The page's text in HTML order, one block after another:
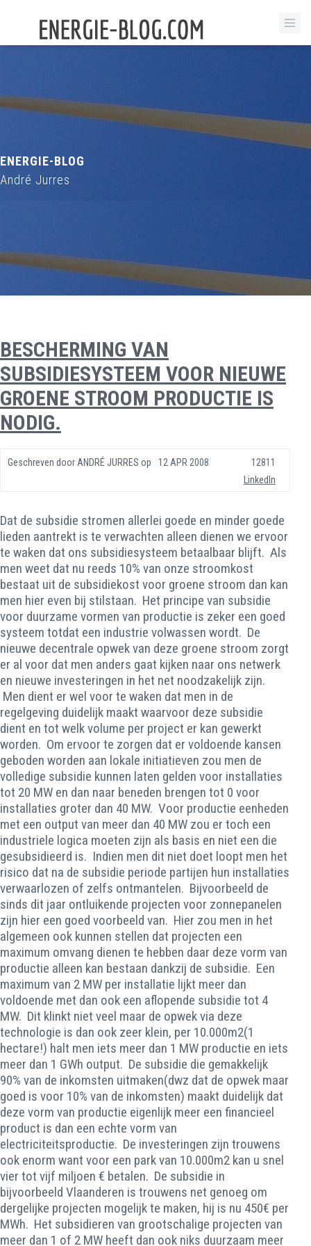
ENERGIE-BLOG
André Jurres
BESCHERMING VAN
SUBSIDIESYSTEEM VOOR NIEUWE
GROENE STROOM PRODUCTIE IS
NODIG.
Geschreven door ANDRÉ JURRES op 12 APR 2008
12811
LinkedIn
Dat de subsidie stromen allerlei goede en minder goede
lieden aantrekt is te verwachten alleen dienen we ervoor
te waken dat ons subsidiesysteem betaalbaar blijft. Als
men weet dat nu reeds 10% van onze stroomkost
bestaat uit de subsidiekost voor groene stroom dan kan
men hier even bij stilstaan. Het principe van subsidie
voor duurzame vormen van productie is zeker een goed
systeem totdat een industrie volwassen wordt. De
nieuwe decentrale opwek van deze groene stroom zorgt
er al voor dat men anders gaat kijken naar ons netwerk
en nieuwe investeringen in het net noodzakelijk zijn.
Men dient er wel voor te waken dat men in de
regelgeving duidelijk maakt waarvoor deze subsidie
dient en tot welk volume per project er kan gewerkt
worden. Om ervoor te zorgen dat er voldoende kansen
geboden worden aan lokale initiatieven zou men de
volledige subsidie kunnen laten gelden voor installaties
tot 20 MW en dan naar beneden brengen tot 0 voor
installaties groter dan 40 MW. Voor productie eenheden
met een output van meer dan 40 MW zou er toch een
industriele logica moeten zijn als basis en niet een die
gesubsidieerd is. Indien men dit niet doet loopt men het
risico dat na de subsidie periode partijen hun installaties
verwaarlozen of zelfs ontmantelen. Bijvoorbeeld de
sinds dit jaar ontluikende projecten voor zonnepanelen
zijn hier een goed voorbeeld van. Hier zou men in het
algemeen ook kunnen stellen dat projecten een
maximum omvang dienen te hebben daar deze vorm van
productie alleen kan bestaan dankzij de subsidie. Een
maximum van 2 MW per installatie lijkt meer dan
voldoende met dan ook een aflopende subsidie tot 4
MW. Dit klinkt niet veel maar de opwek via deze
technologie is dan ook zeer klein, per 10.000m2(1
hectare!) halt men iets meer dan 1 MW productie en iets
meer dan 1 GWh output. De subsidie die gemakkelijk
90% van de inkomsten uitmaken(dwz dat de opwek maar
goed is voor 10% van de inkomsten) maakt duidelijk dat
deze vorm van productie eigenlijk meer een financieel
product is dan een echte vorm van
electriciteitsproductie. De investeringen zijn trouwens
ook enorm want voor een park van 10.000m2 kan u snel
vier tot vijf miljoen € betalen. De subsidie in
bijvoorbeeld Vlaanderen is trouwens net genoeg om
dergelijke projecten mogelijk te maken, hij is nu 450€ per
MWh. Het subsidieren van grootschalige projecten van
meer dan 1 of 2 MW heeft dan ook niks duurzaam meer